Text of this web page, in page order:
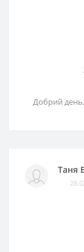
Добрий
Таня